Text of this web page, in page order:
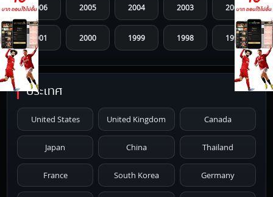
2006 2005 2004 2003 2002
2001 2000 1999 1998 1997
1996 1995 1994 1993 1992
1986 1985 1984 1983 1982
1981 1980 1979 1978 1977
1976 1975 1974 1973 1972
ประเทศ
United States United Kingdom Canada
Japan China Thailand
France South Korea Germany